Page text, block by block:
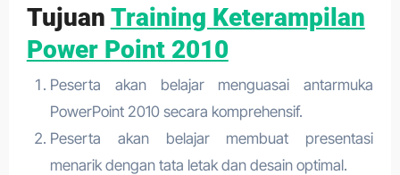
Tujuan Training Keterampilan
Power Point 2010
Peserta akan belajar menguasai antarmuka
PowerPoint 2010 secara komprehensif.
Peserta akan belajar membuat presentasi
menarik dengan tata letak dan desain optimal.